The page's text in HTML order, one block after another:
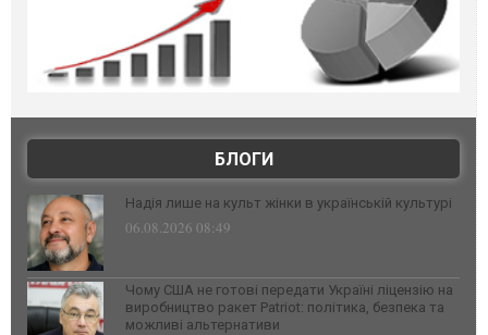
БЛОГИ
Надія лише на культ жінки в українській культурі
06.08.2026 08:49
Чому США не готові передати Україні ліцензію на
виробництво ракет Patriot: політика, безпека та
можливі альтернативи